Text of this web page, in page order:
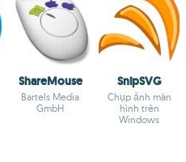
ShareMouse
Bartels Media
GmbH
SnipSVG
Chụp ảnh màn
hình trên
Windows